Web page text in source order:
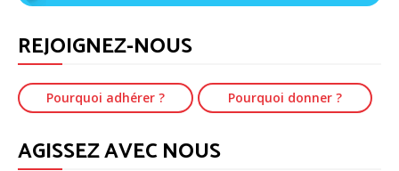
REJOIGNEZ-NOUS
Pourquoi adhérer ? Pourquoi donner ?
AGISSEZ AVEC NOUS